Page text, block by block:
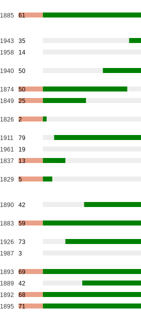
1885 61
1943
35
1958 14
1940 50
1874
50
1849 25
1826 2
1911
79
1961
19
1837 13
1829 5
1890 42
1883 59
1926
73
1987 3
1893
69
1889
42
1892
68
1895 71